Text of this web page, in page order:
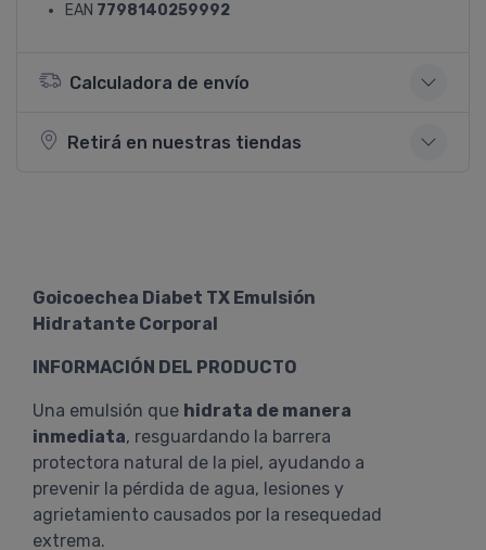
EAN 7798140259992
Calculadora de envío
Retirá en nuestras tiendas
Goicoechea Diabet TX Emulsión
Hidratante Corporal
INFORMACIÓN DEL PRODUCTO
Una emulsión que hidrata de manera
inmediata, resguardando la barrera
protectora natural de la piel, ayudando a
prevenir la pérdida de agua, lesiones y
agrietamiento causados por la resequedad
extrema.